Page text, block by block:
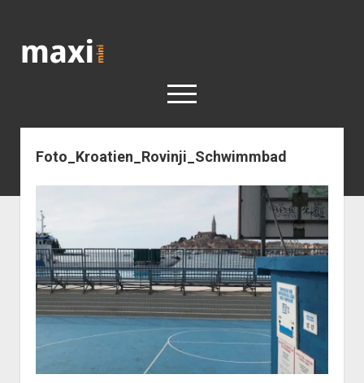
open
< work
Berlin
Kunst
Geschichte
open
dropdown
menu
Geschichte der Stadt Berlin
Impressum
Foto_Kroatien_Rovinji_Schwimmbad